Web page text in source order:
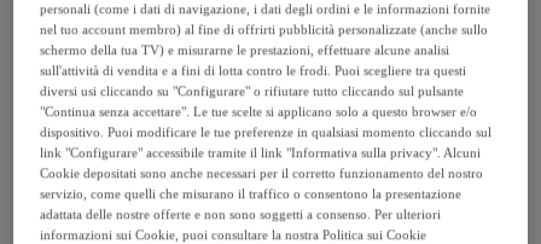
8,99 €
32,99 €
-72%
Venduto daPostquam Cosmetic
personali (come i dati di navigazione, i dati degli ordini e le informazioni fornite
nel tuo account membro) al fine di offrirti pubblicità personalizzate (anche sullo
schermo della tua TV) e misurarne le prestazioni, effettuare alcune analisi
sull'attività di vendita e a fini di lotta contro le frodi. Puoi scegliere tra questi
diversi usi cliccando su "Configurare" o rifiutare tutto cliccando sul pulsante
"Continua senza accettare". Le tue scelte si applicano solo a questo browser e/o
dispositivo. Puoi modificare le tue preferenze in qualsiasi momento cliccando sul
link "Configurare" accessibile tramite il link "Informativa sulla privacy". Alcuni
Cookie depositati sono anche necessari per il corretto funzionamento del nostro
servizio, come quelli che misurano il traffico o consentono la presentazione
adattata delle nostre offerte e non sono soggetti a consenso. Per ulteriori
informazioni sui Cookie, puoi consultare la nostra Politica sui Cookie